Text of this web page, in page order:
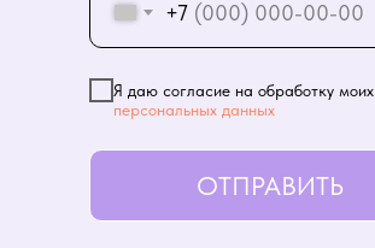
+7
Я даю согласие на обработку моих
персональных данных
ОТПРАВИТЬ